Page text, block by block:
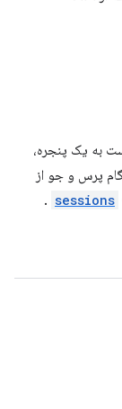
به یک پنجره،
پرس و جو از
sessions
.